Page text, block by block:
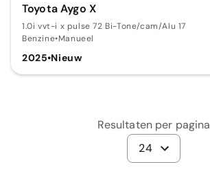
Toyota Aygo X
1.0i vvt-i x pulse 72 Bi-Tone/cam/Alu 17
Benzine•Manueel
2025•Nieuw
Resultaten per pagina
24